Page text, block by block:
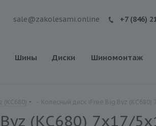
sale@zakolesami.online +7 (846)
Шины Диски Шиномонтаж
(КС680) 7x17/